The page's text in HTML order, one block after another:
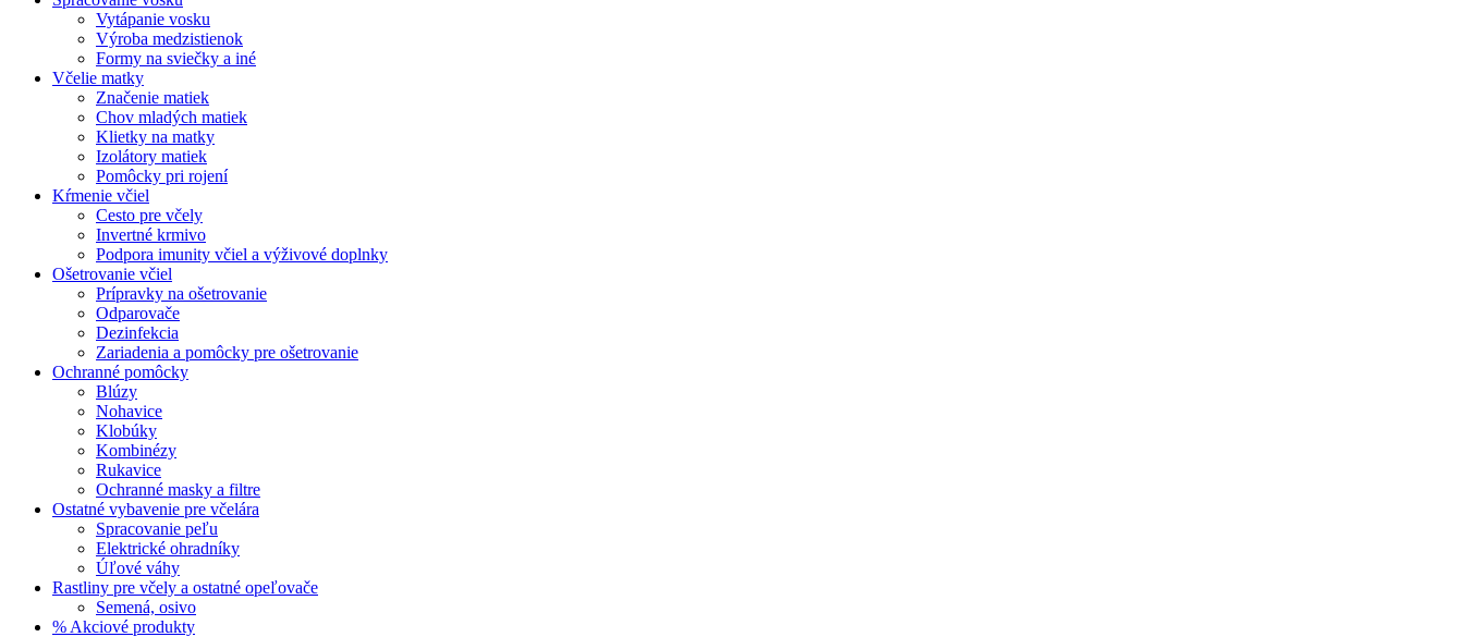
Vytápanie vosku
Výroba medzistienok
Formy na sviečky a iné
Včelie matky
Značenie matiek
Chov mladých matiek
Klietky na matky
Izolátory matiek
Pomôcky pri rojení
Kŕmenie včiel
Cesto pre včely
Invertné krmivo
Podpora imunity včiel a výživové doplnky
Ošetrovanie včiel
Prípravky na ošetrovanie
Odparovače
Dezinfekcia
Zariadenia a pomôcky pre ošetrovanie
Ochranné pomôcky
Blúzy
Nohavice
Klobúky
Kombinézy
Rukavice
Ochranné masky a filtre
Ostatné vybavenie pre včelára
Spracovanie peľu
Elektrické ohradníky
Úľové váhy
Rastliny pre včely a ostatné opeľovače
Semená, osivo
% Akciové produkty